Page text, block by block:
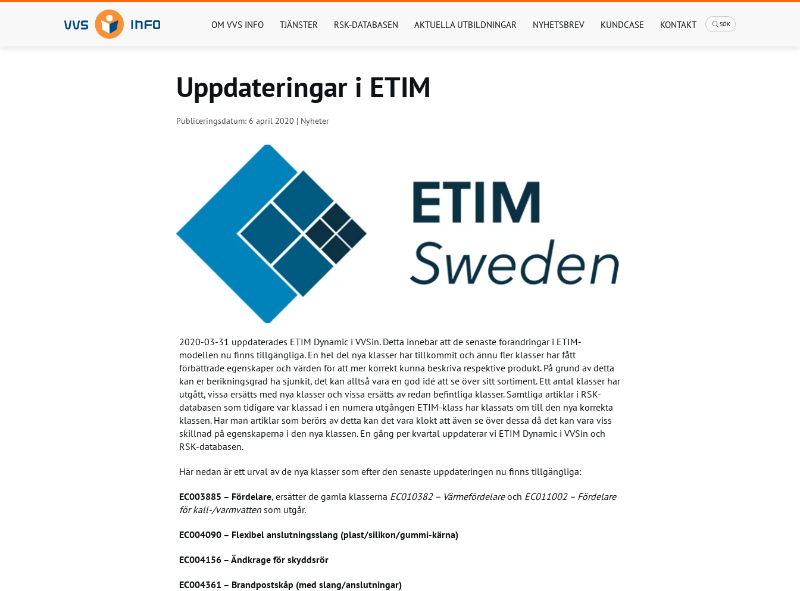
OM VVS INFO TJÄNSTER RSK-DATABASEN AKTUELLA UTBILDNINGAR NYHETSBREV KUNDCASE KONTAKT SÖK
Uppdateringar i ETIM
Publiceringsdatum: 6 april 2020 | Nyheter
2020-03-31 uppdaterades ETIM Dynamic i VVSin. Detta innebär att de senaste förändringar i ETIM-
modellen nu finns tillgängliga. En hel del nya klasser har tillkommit och ännu fler klasser har fått
förbättrade egenskaper och värden för att mer korrekt kunna beskriva respektive produkt. På grund av detta
kan er berikningsgrad ha sjunkit, det kan alltså vara en god idé att se över sitt sortiment. Ett antal klasser har
utgått, vissa ersätts med nya klasser och vissa ersätts av redan befintliga klasser. Samtliga artiklar i RSK-
databasen som tidigare var klassad i en numera utgången ETIM-klass har klassats om till den nya korrekta
klassen. Har man artiklar som berörs av detta kan det vara klokt att även se över dessa då det kan vara viss
skillnad på egenskaperna i den nya klassen. En gång per kvartal uppdaterar vi ETIM Dynamic i VVSin och
RSK-databasen.
Här nedan är ett urval av de nya klasser som efter den senaste uppdateringen nu finns tillgängliga:
EC003885 – Fördelare, ersätter de gamla klasserna EC010382 – Värmefördelareoch EC011002 – Fördelare
för kall-/varmvattensom utgår.
EC004090 – Flexibel anslutningsslang (plast/silikon/gummi-kärna)
EC004156 – Ändkrage för skyddsrör
EC004361 – Brandpostskåp (med slang/anslutningar)